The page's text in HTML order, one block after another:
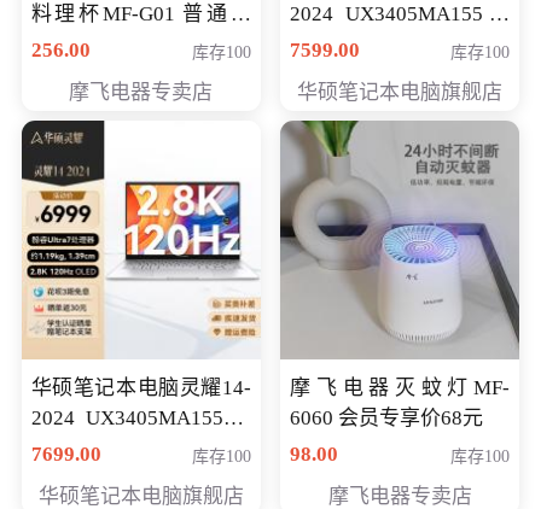
料理杯MF-G01 普通会
员专享价格118元
256.00 库存100
摩飞电器专卖店
2024 UX3405MA155冰
川银 oled 智慧轻薄本 会
7599.00 库存100
华硕笔记本电脑旗舰店
华硕笔记本电脑灵耀14-
2024 UX3405MA155夜
空蓝 oled 智慧轻薄本 会
7699.00 库存100
华硕笔记本电脑旗舰店
摩飞电器灭蚊灯MF-
6060 会员专享价68元
98.00
库存100
摩飞电器专卖店